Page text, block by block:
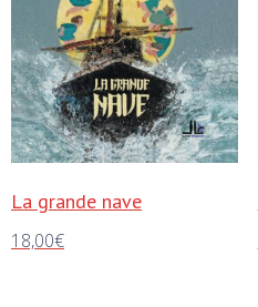
La grande nave
18,00€